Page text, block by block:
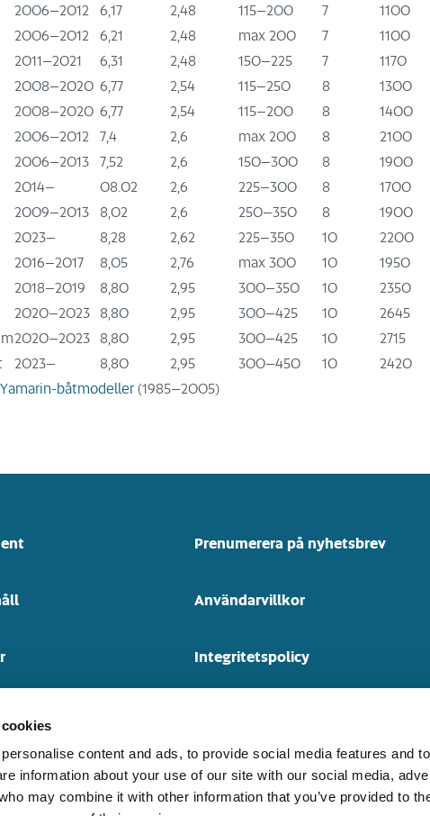
content and ads, to provide social media features and
information about your use of our site with our social media,
may combine it with other information that you’ve provided to
2006–2012 6,17 2,48 115–200 7
1100
2006–2012 6,21 2,48 max 200 7
1100
2011–2021 6,31 2,48 150–225 7
1170
2008–2020 6,77 2,54 115–250 8
1300
2008–2020 6,77 2,54 115–200 8
1400
2006–2012 7,4 2,6 max 200 8
2100
2006–2013 7,52 2,6 150–300 8
1900
2014– 08.02 2,6 225–300 8
1700
2009–2013 8,02 2,6 250–350 8
1900
2023– 8,28 2,62 225–350 10
2200
2016–2017 8,05 2,76 max 300 10
1950
2018–2019 8,80 2,95 300–350 10
2350
2020–2023 8,80 2,95 300–425 10
2645
2020–2023 8,80 2,95 300–425 10
2715
2023– 8,80 2,95 300–450 10
2420
båtmodeller(1985–2005)
Prenumerera på nyhetsbrev
Användarvillkor
Integritetspolicy